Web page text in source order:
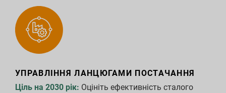
УПРАВЛІННЯ ЛАНЦЮГАМИ ПОСТАЧАННЯ
Ціль на 2030 рік: Оцініть ефективність сталого